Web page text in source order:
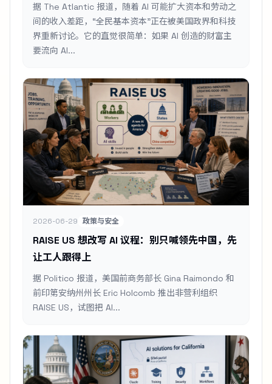
据 The Atlantic 报道，随着 AI 可能扩大资本和劳动之
间的收入差距，“全民基本资本”正在被美国政界和科技
界重新讨论。它的直觉很简单：如果 AI 创造的财富主
要流向 AI...
2026-06-29 政策与安全
RAISE US 想改写 AI 议程：别只喊领先中国，先
让工人跟得上
据 Politico 报道，美国前商务部长 Gina Raimondo 和
前印第安纳州州长 Eric Holcomb 推出非营利组织
RAISE US，试图把 AI...